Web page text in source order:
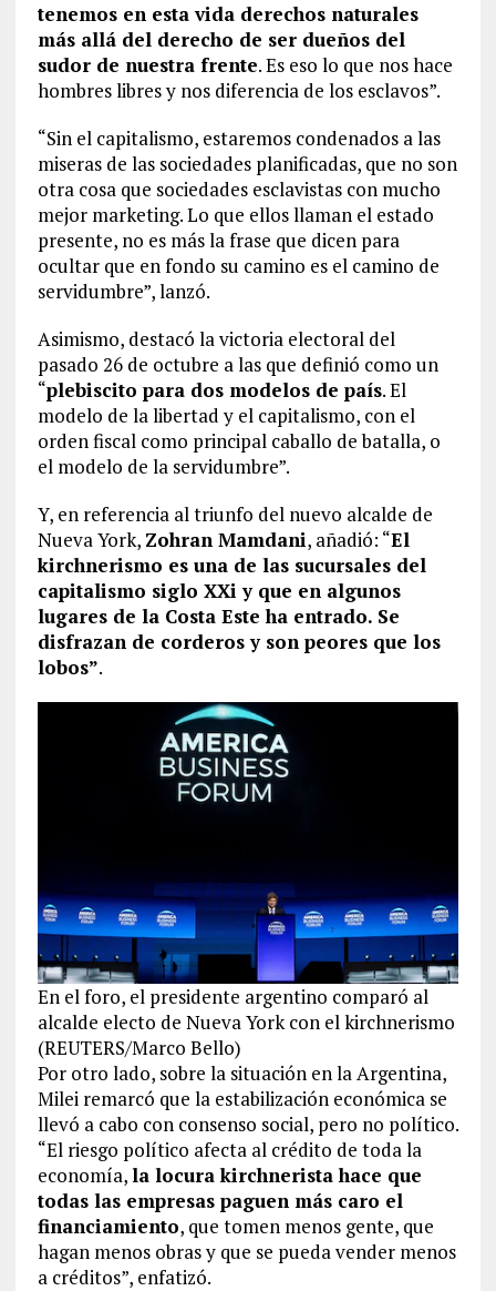
tenemos en esta vida derechos naturales
más allá del derecho de ser dueños del
sudor de nuestra frente. Es eso lo que nos hace
hombres libres y nos diferencia de los esclavos”.
“Sin el capitalismo, estaremos condenados a las
miseras de las sociedades planificadas, que no son
otra cosa que sociedades esclavistas con mucho
mejor marketing. Lo que ellos llaman el estado
presente, no es más la frase que dicen para
ocultar que en fondo su camino es el camino de
servidumbre”, lanzó.
Asimismo, destacó la victoria electoral del
pasado 26 de octubre a las que definió como un
“plebiscito para dos modelos de país. El
modelo de la libertad y el capitalismo, con el
orden fiscal como principal caballo de batalla, o
el modelo de la servidumbre”.
Y, en referencia al triunfo del nuevo alcalde de
Nueva York, Zohran Mamdani, añadió: “El
kirchnerismo es una de las sucursales del
capitalismo siglo XXi y que en algunos
lugares de la Costa Este ha entrado. Se
disfrazan de corderos y son peores que los
lobos”.
En el foro, el presidente argentino comparó al
alcalde electo de Nueva York con el kirchnerismo
(REUTERS/Marco Bello)
Por otro lado, sobre la situación en la Argentina,
Milei remarcó que la estabilización económica se
llevó a cabo con consenso social, pero no político.
“El riesgo político afecta al crédito de toda la
economía,la locura kirchnerista hace que
todas las empresas paguen más caro el
financiamiento, que tomen menos gente, que
hagan menos obras y que se pueda vender menos
a créditos”, enfatizó.